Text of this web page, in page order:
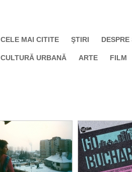
CELE MAI CITITE ŞTIRI DESPRE
CULTURĂ URBANĂ ARTE FILM